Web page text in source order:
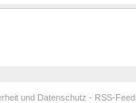
und Datenschutz - RSS-